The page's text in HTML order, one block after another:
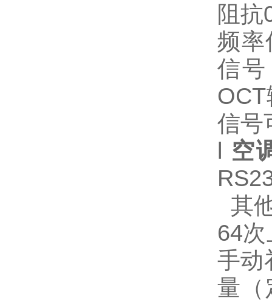
阻抗
频率
信
信号
l 空
其
64
手动
量